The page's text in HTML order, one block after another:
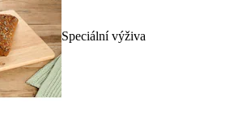
Speciální výživa